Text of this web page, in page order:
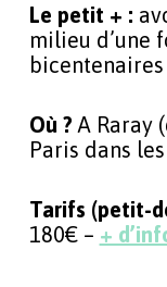
Le petit + :
milieu d’une
bicentenaires
Où ? A Raray
Paris dans
Tarifs (petit-
180€ – +